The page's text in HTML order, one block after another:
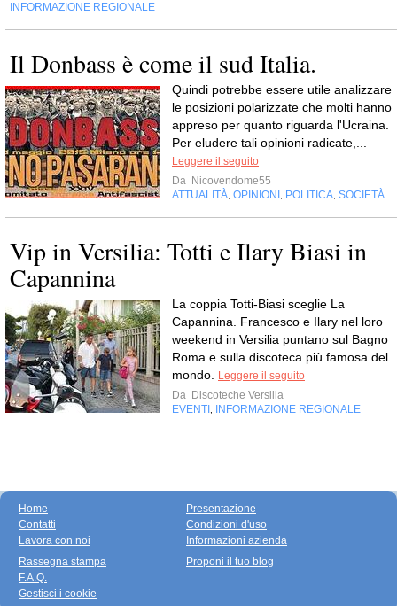
INFORMAZIONE REGIONALE
Il Donbass è come il sud Italia.
Quindi potrebbe essere utile analizzare
le posizioni polarizzate che molti hanno
appreso per quanto riguarda l'Ucraina.
Per eludere tali opinioni radicate,...
Leggere il seguito
Da Nicovendome55
ATTUALITÀ OPINIONI POLITICA SOCIETÀ
Vip in Versilia: Totti e Ilary Biasi in
Capannina
La coppia Totti-Biasi sceglie La
Capannina. Francesco e Ilary nel loro
weekend in Versilia puntano sul Bagno
Roma e sulla discoteca più famosa del
mondo.
Leggere il seguito
Da Discoteche Versilia
EVENTI
INFORMAZIONE REGIONALE
Home
Contatti
Lavora con noi
Presentazione
Condizioni d'uso
Informazioni azienda
Rassegna stampa
F.A.Q.
Gestisci i cookie
Proponi il tuo blog